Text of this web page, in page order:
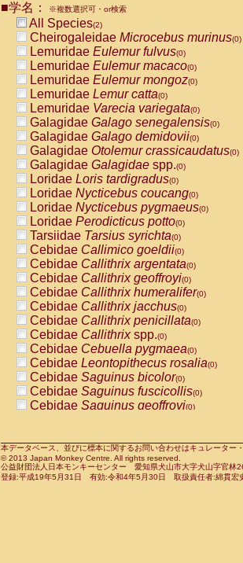
CebidaeCebus nigrivittatus
CebidaeCebus
CebidaeSaimiri boliviensis(0)
CebidaeSaimiri sciureus(0)
AtelidaeAlouatta caraya(0)
AtelidaeAlouatta fusca(0)
AtelidaeAlouatta seniculus
AtelidaeAlouattaspp.(0)
AtelidaeAteles belzebuth(0)
AtelidaeAteles geoffroyi(0)
AtelidaeAteles paniscus(0)
AtelidaeAtelesspp.(0)
Atelidae Lagothrix lagothricha
AtelidaeLagothrix lagothricha cana
PitheciidaeCacajao calvus
PitheciidaeCallicebus cupreus
PitheciidaeCallicebus donacophilus
PitheciidaeCallicebus moloch
PitheciidaeCallicebus torquatus
PitheciidaeCallicebusspp.(0)
PitheciidaeChiropotes satanas(0)
PitheciidaePithecia monachus
PitheciidaePithecia pithecia(0)
CercopithecidaeCercocebus agilis
CercopithecidaeCercocebus
CercopithecidaeCercocebus
CercopithecidaeCercocebus
CercopithecidaeCercocebus
CercopithecidaeCercocebushybrid
CercopithecidaePapio anubis(0)
CercopithecidaePapio cynocephalus
CercopithecidaePapio hamadryas(0)
■学名： ※複数選択可・or検索
All Species(2)
Cheirogaleidae Microcebus murinus(0)
Lemuridae Eulemur fulvus(0)
Lemuridae Eulemur macaco(0)
Lemuridae Eulemur mongoz(0)
Lemuridae Lemur catta(0)
Lemuridae Varecia variegata(0)
Galagidae Galago senegalensis(0)
Galagidae Galago demidovii(0)
Galagidae Otolemur crassicaudatus(0)
Galagidae Galagidae spp.(0)
Loridae Loris tardigradus(0)
Loridae Nycticebus coucang(0)
Loridae Nycticebus pygmaeus(0)
Loridae Perodicticus potto(0)
Tarsiidae Tarsius syrichta(0)
Cebidae Callimico goeldii(0)
Cebidae Callithrix argentata(0)
Cebidae Callithrix geoffroyi(0)
Cebidae Callithrix humeralifer(0)
Cebidae Callithrix jacchus(0)
Cebidae Callithrix penicillata(0)
Cebidae Callithrixspp.(0)
Cebidae Cebuella pygmaea(0)
Cebidae Leontopithecus rosalia(0)
Cebidae Saguinus bicolor(0)
Cebidae Saguinus fuscicollis(0)
Cebidae Saguinus geoffroyi(0)
CebidaeSaguinus leucopus(0)
CebidaeSaguinus midas(0)
Cebidae Saguinus mystax(0)
本データベース、並びに標本に関するお問い合わせはキュレータ
© 2013 Japan Monkey Centre. All rights reserved.
公益財団法人日本モンキーセンター 愛知県犬山市大字犬山字官
登録:平成19年5月31日 有効:令和4年5月30日 取扱責任者:綿貫宏